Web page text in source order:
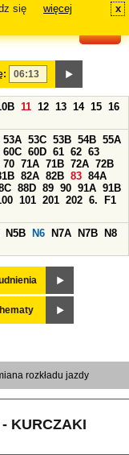
się
więcej x
11 12 13 14 15 16
53A 53C 53B 54B 55A
60C 60D 61 62 63
70 71A 71B 72A 72B
82A 82B 83 84A
88D 89 90 91A 91B
101 201 202 6.
F1
N5B N6 N7A N7B
N8
rozkładu jazdy
KURCZAKI